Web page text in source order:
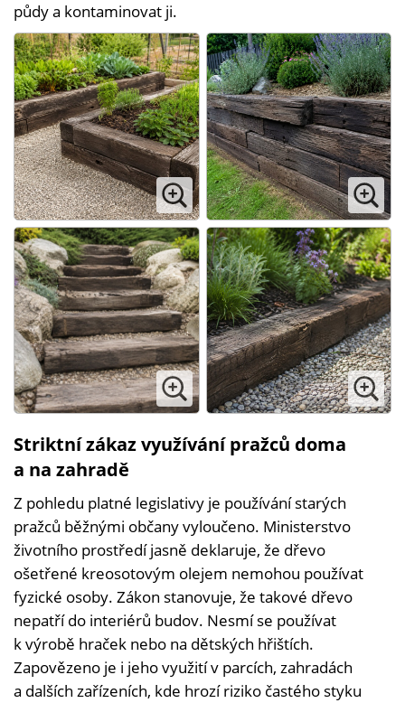
půdy a kontaminovat ji.
Striktní zákaz využívání pražců doma
a na zahradě
Z pohledu platné legislativy je používání starých
pražců běžnými občany vyloučeno. Ministerstvo
životního prostředí jasně deklaruje, že dřevo
ošetřené kreosotovým olejem nemohou používat
fyzické osoby. Zákon stanovuje, že takové dřevo
nepatří do interiérů budov. Nesmí se používat
k výrobě hraček nebo na dětských hřištích.
Zapovězeno je i jeho využití v parcích, zahradách
a dalších zařízeních, kde hrozí riziko častého styku